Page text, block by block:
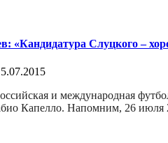
«Кандидатура Слуцкого –
и международная
Капелло. Напомним, 26 июля